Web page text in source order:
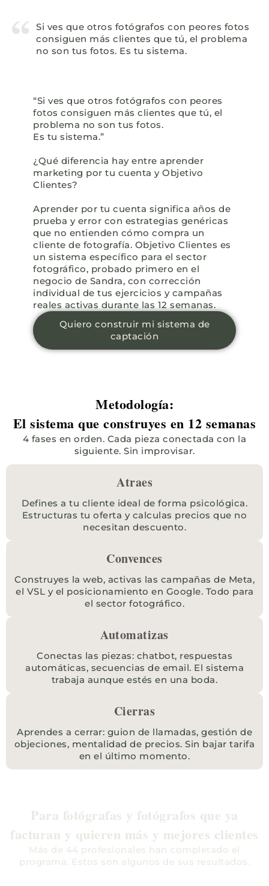
Si ves que otros fotógrafos con peores fotos
consiguen más clientes que tú, el problema
no son tus fotos. Es tu sistema.
“Si ves que otros fotógrafos con peores
fotos consiguen más clientes que tú, el
problema no son tus fotos.
Es tu sistema.”
¿Qué diferencia hay entre aprender
marketing por tu cuenta y Objetivo
Clientes?
Aprender por tu cuenta significa años de
prueba y error con estrategias genéricas
que no entienden cómo compra un
cliente de fotografía. Objetivo Clientes es
un sistema específico para el sector
fotográfico, probado primero en el
negocio de Sandra, con corrección
individual de tus ejercicios y campañas
reales activas durante las 12 semanas.
Quiero construir mi sistema de
captación
Metodología:
El sistema que construyes en 12 semanas
4 fases en orden. Cada pieza conectada con la
siguiente. Sin improvisar.
Atraes
Defines a tu cliente ideal de forma psicológica.
Estructuras tu oferta y calculas precios que no
necesitan descuento.
Convences
Construyes la web, activas las campañas de Meta,
el VSL y el posicionamiento en Google. Todo para
el sector fotográfico.
Automatizas
Conectas las piezas: chatbot, respuestas
automáticas, secuencias de email. El sistema
trabaja aunque estés en una boda.
Cierras
Aprendes a cerrar: guion de llamadas, gestión de
objeciones, mentalidad de precios. Sin bajar tarifa
en el último momento.
Para fotógrafas y fotógrafos que ya
facturan y quieren más y mejores clientes
Más de 44 profesionales han completado el
programa. Estos son algunos de sus resultados.